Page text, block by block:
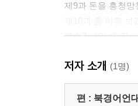
제9과 돈을 흥청
복습2 나의 새 집
제12과 우리는 사
제13과 특별한 경
제14과 여행을 가
저자 소개 (1명)
편 : 북경어언